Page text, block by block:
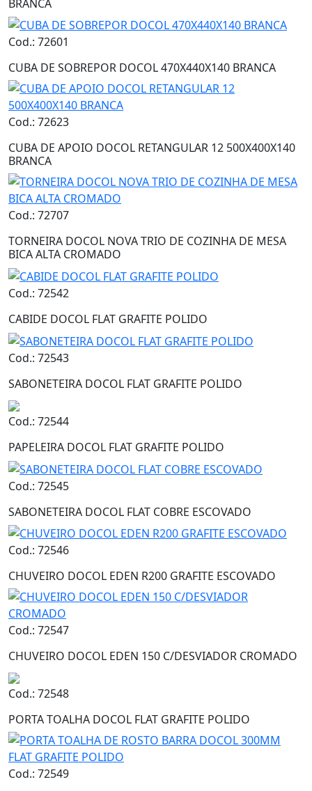
BRANCA
Cod.: 72601
CUBA DE SOBREPOR DOCOL 470X440X140 BRANCA
Cod.: 72623
CUBA DE APOIO DOCOL RETANGULAR 12 500X400X140
BRANCA
Cod.: 72707
TORNEIRA DOCOL NOVA TRIO DE COZINHA DE MESA
BICA ALTA CROMADO
Cod.: 72542
CABIDE DOCOL FLAT GRAFITE POLIDO
Cod.: 72543
SABONETEIRA DOCOL FLAT GRAFITE POLIDO
Cod.: 72544
PAPELEIRA DOCOL FLAT GRAFITE POLIDO
Cod.: 72545
SABONETEIRA DOCOL FLAT COBRE ESCOVADO
Cod.: 72546
CHUVEIRO DOCOL EDEN R200 GRAFITE ESCOVADO
Cod.: 72547
CHUVEIRO DOCOL EDEN 150 C/DESVIADOR CROMADO
Cod.: 72548
PORTA TOALHA DOCOL FLAT GRAFITE POLIDO
Cod.: 72549